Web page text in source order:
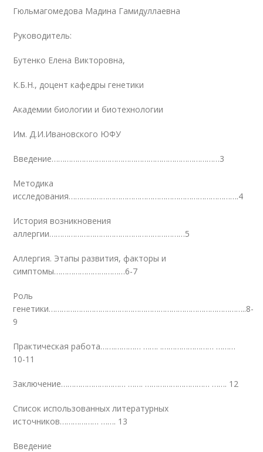
Гюльмагомедова Мадина Гамидуллаевна
Руководитель:
Бутенко Елена Викторовна,
К.Б.Н., доцент кафедры генетики
Академии биологии и биотехнологии
Им. Д.И.Ивановского ЮФУ
Введение……………………………………………………………………3
Методика
исследования…………………………………………………………………….4
История возникновения
аллергии………………………………………………………5
Аллергия. Этапы развития, факторы и
симптомы……………………………6-7
Роль
генетики………………………………………………………………………………..8-
9
Практическая работа…….………… ……. .…………………… ………
10-11
Заключение………………………… ……. ………………………… ……. 12
Список использованных литературных
источников……………… ……. 13
Введение